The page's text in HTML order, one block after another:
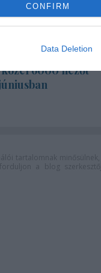
CONFIRM
Data Deletion
Színház zárt ajtók
6000 nézőt